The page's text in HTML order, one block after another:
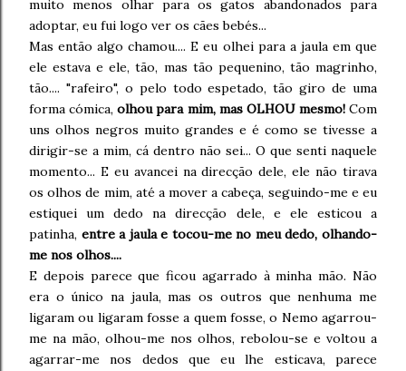
muito menos olhar para os gatos abandonados para
adoptar, eu fui logo ver os cães bebés...
Mas então algo chamou.... E eu olhei para a jaula em que
ele estava e ele, tão, mas tão pequenino, tão magrinho,
tão.... "rafeiro", o pelo todo espetado, tão giro de uma
forma cómica, olhou para mim, mas OLHOU mesmo!Com
uns olhos negros muito grandes e é como se tivesse a
dirigir-se a mim, cá dentro não sei... O que senti naquele
momento... E eu avancei na direcção dele, ele não tirava
os olhos de mim, até a mover a cabeça, seguindo-me e eu
estiquei um dedo na direcção dele, e ele esticou a
patinha, entre a jaula e tocou-me no meu dedo, olhando-
me nos olhos....
E depois parece que ficou agarrado à minha mão. Não
era o único na jaula, mas os outros que nenhuma me
ligaram ou ligaram fosse a quem fosse, o Nemo agarrou-
me na mão, olhou-me nos olhos, rebolou-se e voltou a
agarrar-me nos dedos que eu lhe esticava, parece